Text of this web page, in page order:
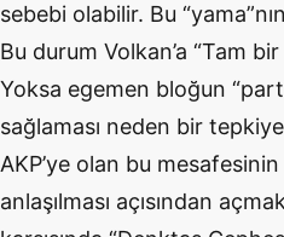
sebebi olabilir. Bu
Bu durum Volkan’a “Tam
Yoksa egemen bloğun
sağlaması neden bir
AKP’ye olan bu
anlaşılması açısından